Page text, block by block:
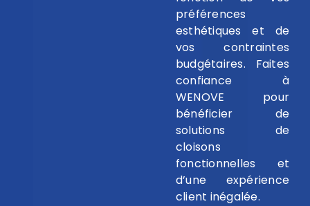
préférences
esthétiques et de
vos contraintes
budgétaires. Faites
confiance à
WENOVE pour
bénéficier de
solutions de
cloisons
fonctionnelles et
d’une expérience
client inégalée.